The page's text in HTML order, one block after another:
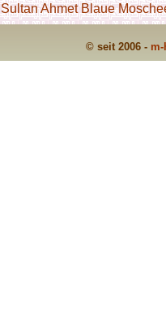
Sultan Ahmet Blaue
© seit 2006 -